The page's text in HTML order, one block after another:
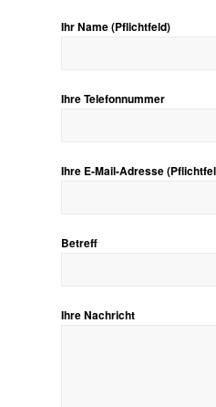
Ihr Name (Pflichtfeld)
Ihre Telefonnummer
Ihre E-Mail-Adresse
Betreff
Ihre Nachricht